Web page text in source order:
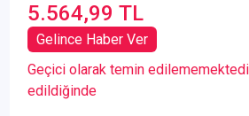
5.564,99 TL
Gelince Haber Ver
Geçici olarak temin
edildiğinde